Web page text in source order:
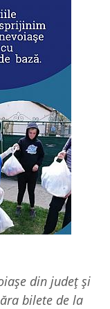
din județ și
bilete de la